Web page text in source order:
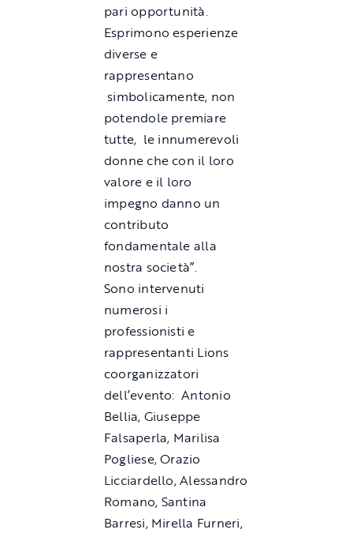
pari opportunità.
Esprimono esperienze
diverse e
rappresentano
simbolicamente, non
potendole premiare
tutte, le innumerevoli
donne che con il loro
valore e il loro
impegno danno un
contributo
fondamentale alla
nostra società”.
Sono intervenuti
numerosi i
professionisti e
rappresentanti Lions
coorganizzatori
dell’evento: Antonio
Bellia, Giuseppe
Falsaperla, Marilisa
Pogliese, Orazio
Licciardello, Alessandro
Romano, Santina
Barresi, Mirella Furneri,